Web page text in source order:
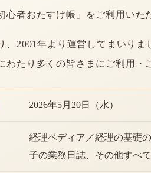
心者おたすけ帳」をご利用いた
、2001年より運営してまいり
わたり多くの皆さまにご利用・
2026年5月20日（水）
経理ペディア／経理の基礎
子の業務日誌、その他すべ